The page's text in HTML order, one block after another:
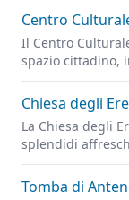
Centro
Il Centro
spazio cittadino,
promuovere e
Chiesa degli
La Chiesa degli
splendidi
Ovetari,
del 1944
Tomba di